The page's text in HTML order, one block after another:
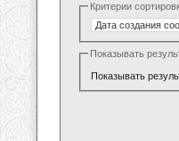
Критерии
Показывать
Показывать